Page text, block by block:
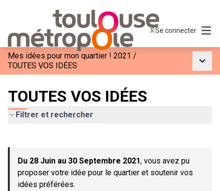
Se connecter
Mes idées pour mon quartier ! 2021 /
TOUTES VOS IDÉES
TOUTES VOS IDÉES
Filtrer et rechercher
−
Du 28 Juin au 30 Septembre 2021, vous avez pu
proposer votre idée pour le quartier et soutenir vos
idées préférées.